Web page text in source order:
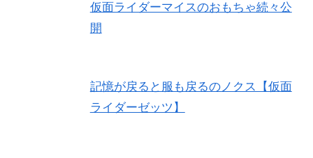
仮面ライダーマイスのおもちゃ続々公
開
記憶が戻ると服も戻るのノクス【仮面
ライダーゼッツ】